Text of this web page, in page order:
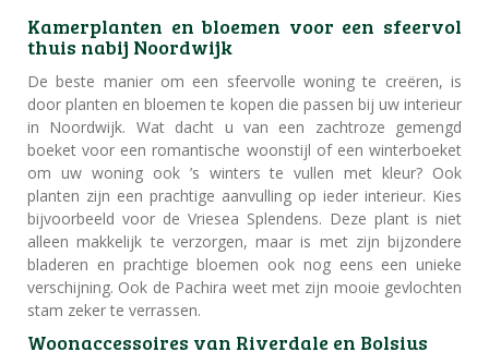
Kamerplanten en bloemen voor een sfeervol
thuis nabij Noordwijk
De beste manier om een sfeervolle woning te creëren, is
door planten en bloemen te kopen die passen bij uw interieur
in Noordwijk. Wat dacht u van een zachtroze gemengd
boeket voor een romantische woonstijl of een winterboeket
om uw woning ook ’s winters te vullen met kleur? Ook
planten zijn een prachtige aanvulling op ieder interieur. Kies
bijvoorbeeld voor de Vriesea Splendens. Deze plant is niet
alleen makkelijk te verzorgen, maar is met zijn bijzondere
bladeren en prachtige bloemen ook nog eens een unieke
verschijning. Ook de Pachira weet met zijn mooie gevlochten
stam zeker te verrassen.
Woonaccessoires van Riverdale en Bolsius